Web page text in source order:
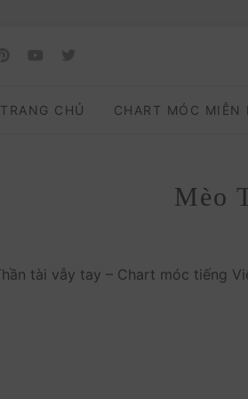
TRANG CHỦ CHART MÓC MIỄN
Mèo